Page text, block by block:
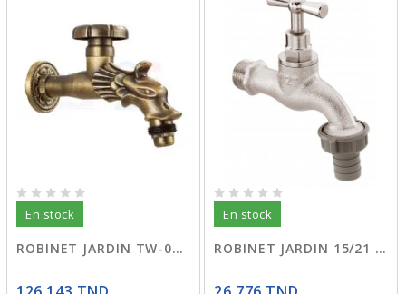
En stock
ROBINET JARDIN TW-05 BRONZE DRAGON
En stock
ROBINET JARDIN 15/21 CHR CHICHMA